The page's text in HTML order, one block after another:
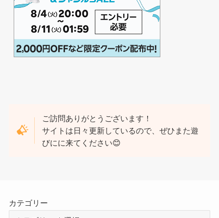
ご訪問ありがとうございます！
サイトは日々更新しているので、ぜひまた遊
びにに来てください😊
カテゴリー